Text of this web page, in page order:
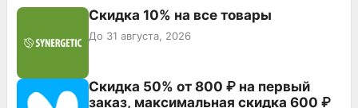
Скидка 10% на все товары
До 31 августа, 2026
Скидка 50% от 800 ₽ на первый
заказ, максимальная скидка 600 ₽